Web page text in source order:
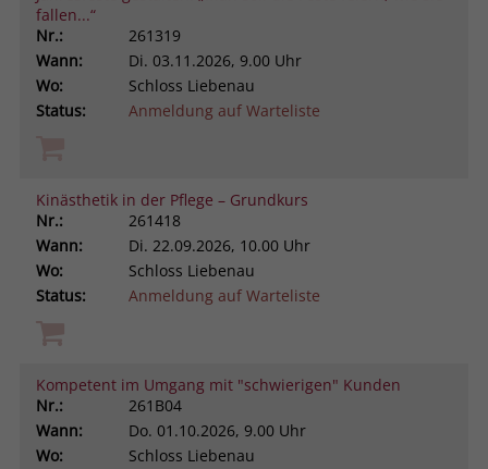
fallen...“
Nr.:
261319
Wann:
Di. 03.11.2026, 9.00 Uhr
Wo:
Schloss Liebenau
Status:
Anmeldung auf Warteliste
Kinästhetik in der Pflege – Grundkurs
Nr.:
261418
Wann:
Di. 22.09.2026, 10.00 Uhr
Wo:
Schloss Liebenau
Status:
Anmeldung auf Warteliste
Kompetent im Umgang mit "schwierigen" Kunden
Nr.:
261B04
Wann:
Do. 01.10.2026, 9.00 Uhr
Wo:
Schloss Liebenau